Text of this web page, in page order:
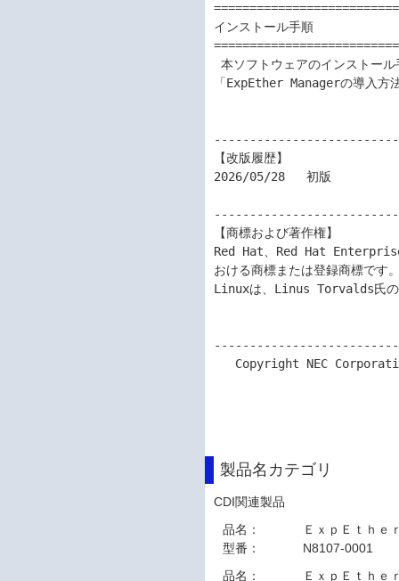
インストール手順
本ソフトウェアのインストール
「ExpEther Managerの導入方
【改版履歴】
2026/05/28   初版
【商標および著作権】
Red Hat、Red Hat
おける商標または登録商標です
Linuxは、Linus Torvalds氏の
製品名カテゴリ
CDI関連製品
品名：
ＥｘｐＥｔｈ
型番：
N8107-0001
品名：
ＥｘｐＥｔｈ